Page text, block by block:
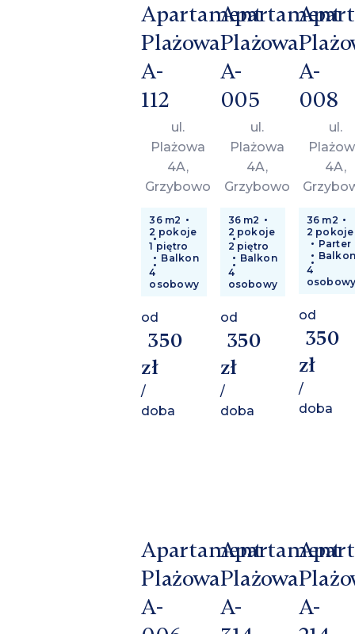
Apartament
Plażowa
A-
112
ul.
Plażowa
4A,
Grzybowo
36 m2
2 pokoje
1 piętro
Balkon
4
osobowy
od
350
zł
/
doba
Apartament
Plażowa
A-
005
ul.
Plażowa
4A,
Grzybowo
36 m2
2 pokoje
2 piętro
Balkon
4
osobowy
od
350
zł
/
doba
A-
008
ul.
4A,
36 m2
2 pokoje
Parter
4
od
350
zł
/
doba
Apartament
Plażowa
A-
Apartament
Plażowa
A-
A-